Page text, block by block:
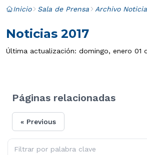
Inicio Sala de Prensa Archivo
Noticias 2017
Última actualización: domingo, enero 01
Páginas relacionadas
« Previous